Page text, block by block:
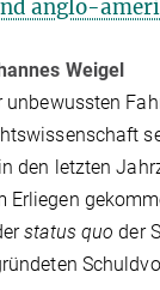
anglo-
Weigel
unbewussten
den letzten
Erliegen
status quo der